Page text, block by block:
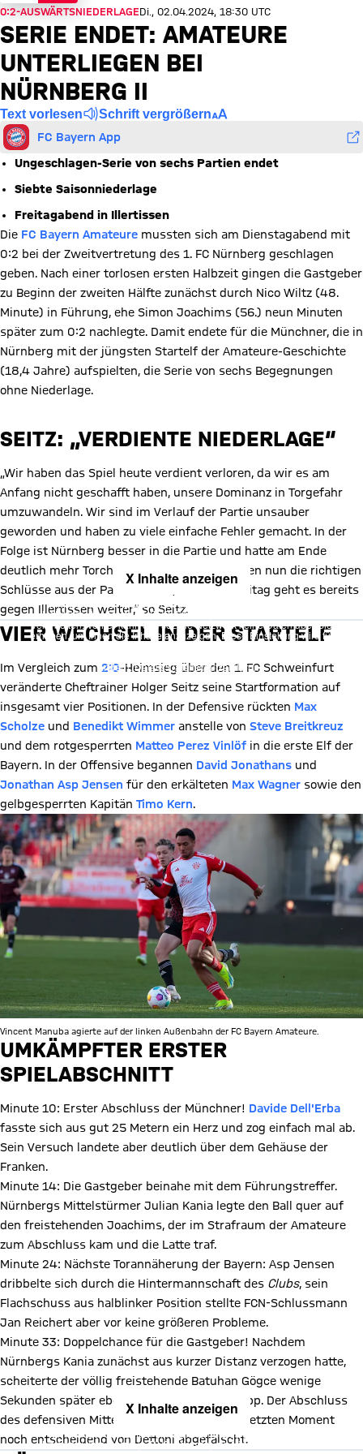
0:2-AUSWÄRTSNIEDERLAGEDi., 02.04.2024, 18:30 UTC
SERIE ENDET: AMATEURE
UNTERLIEGEN BEI
NÜRNBERG II
Text vorlesen Schrift vergrößern
FC Bayern App
Ungeschlagen-Serie von sechs Partien endet
Siebte Saisonniederlage
Freitagabend in Illertissen
Die FC Bayern Amateure mussten sich am Dienstagabend mit
0:2 bei der Zweitvertretung des 1. FC Nürnberg geschlagen
geben. Nach einer torlosen ersten Halbzeit gingen die Gastgeber
zu Beginn der zweiten Hälfte zunächst durch Nico Wiltz (48.
Minute) in Führung, ehe Simon Joachims (56.) neun Minuten
später zum 0:2 nachlegte. Damit endete für die Münchner, die in
Nürnberg mit der jüngsten Startelf der Amateure-Geschichte
(18,4 Jahre) aufspielten, die Serie von sechs Begegnungen
ohne Niederlage.
SEITZ: „VERDIENTE NIEDERLAGE“
„Wir haben das Spiel heute verdient verloren, da wir es am
Anfang nicht geschafft haben, unsere Dominanz in Torgefahr
umzuwandeln. Wir sind im Verlauf der Partie unsauber
geworden und haben zu viele einfache Fehler gemacht. In der
Folge ist Nürnberg besser in die Partie und hatte am Ende
deutlich mehr Torchancen als wir. Wir müssen nun die richtigen
Schlüsse aus der Partie ziehen, denn am Freitag geht es bereits
gegen Illertissen weiter,“ so Seitz.
X Inhalte anzeigen
Mit Klick auf den Button ermöglichen Sie es diesem sozialen
Netzwerk, Ihre Daten (z. B. IP-Adresse) mit Hilfe von Cookies zu
verarbeiten. Vorher kann das soziale Netzwerk keine Daten über Sie
erheben, um Ihnen die Inhalte anzuzeigen. Diese Einstellung wird für
alle Inhalte des sozialen Netzwerks auf unserer Website gespeichert
ändern. Details:Datenschutzerklärung
VIER WECHSEL IN DER STARTELF
Im Vergleich zum 2:0-Heimsieg über den 1. FC Schweinfurt
veränderte Cheftrainer Holger Seitz seine Startformation auf
insgesamt vier Positionen. In der Defensive rückten Max
Scholze und Benedikt Wimmer anstelle von Steve Breitkreuz
und dem rotgesperrten Matteo Perez Vinlöf in die erste Elf der
Bayern. In der Offensive begannen David Jonathans und
Jonathan Asp Jensen für den erkälteten Max Wagner sowie den
gelbgesperrten Kapitän Timo Kern.
Vincent Manuba agierte auf der linken Außenbahn der FC Bayern Amateure.
UMKÄMPFTER ERSTER
SPIELABSCHNITT
Minute 10: Erster Abschluss der Münchner! Davide Dell'Erba
fasste sich aus gut 25 Metern ein Herz und zog einfach mal ab.
Sein Versuch landete aber deutlich über dem Gehäuse der
Franken.
Minute 14: Die Gastgeber beinahe mit dem Führungstreffer.
Nürnbergs Mittelstürmer Julian Kania legte den Ball quer auf
den freistehenden Joachims, der im Strafraum der Amateure
zum Abschluss kam und die Latte traf.
Minute 24: Nächste Torannäherung der Bayern: Asp Jensen
dribbelte sich durch die Hintermannschaft des Clubs, sein
Flachschuss aus halblinker Position stellte FCN-Schlussmann
Jan Reichert aber vor keine größeren Probleme.
Minute 33: Doppelchance für die Gastgeber! Nachdem
Nürnbergs Kania zunächst aus kurzer Distanz verzogen hatte,
scheiterte der völlig freistehende Batuhan Gögce wenige
Sekunden später ebenfalls nur denkbar knapp. Der Abschluss
des defensiven Mittelfeldakteurs wurde im letzten Moment
noch entscheidend von Dettoni abgefälscht.
X Inhalte anzeigen
Mit Klick auf den Button ermöglichen Sie es diesem sozialen
Netzwerk, Ihre Daten (z. B. IP-Adresse) mit Hilfe von Cookies zu